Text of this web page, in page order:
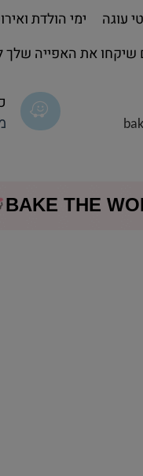
שיקחו את האפייה
עוגה ימי הולדת
BAKE THE